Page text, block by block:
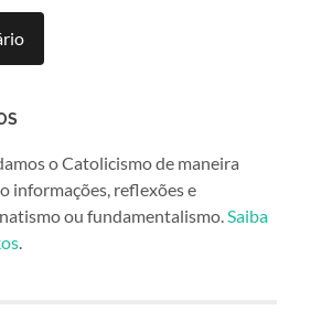
o Catolicismo de maneira
informações, reflexões e
ou fundamentalismo.Saiba
.